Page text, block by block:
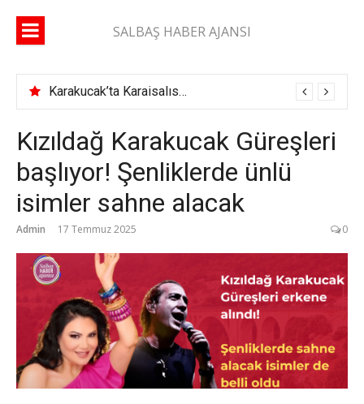
SALBAŞ HABER AJANSI
Karakucak’ta Karaisalıspor fırtınası
Kızıldağ Karakucak Güreşleri
başlıyor! Şenliklerde ünlü
isimler sahne alacak
Admin 17 Temmuz 2025 0